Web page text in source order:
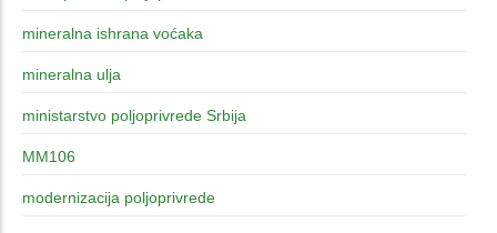
mineralna ishrana voćaka
mineralna ulja
ministarstvo poljoprivrede Srbija
MM106
modernizacija poljoprivrede